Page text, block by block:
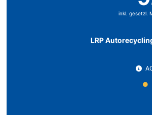
inkl. gesetzl.
LRP